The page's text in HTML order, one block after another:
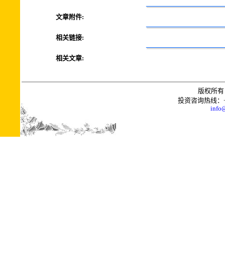
文章附件:
相关链接:
相关文章:
版权所
投资咨询热线：